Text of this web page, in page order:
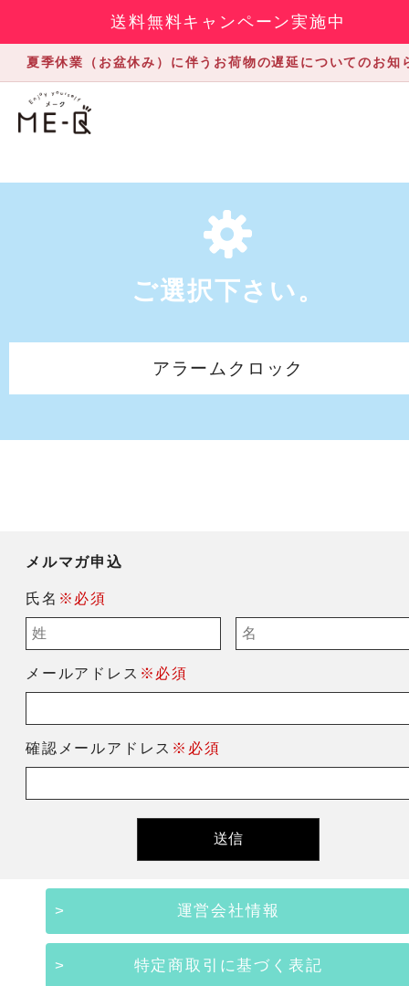
送料無料キャンペーン実施中
夏季休業（お盆休み）に伴うお荷物の遅延についてのお知
ご選択下さい。
アラームクロック
メルマガ申込
氏名 ※必須
メールアドレス ※必須
確認メールアドレス ※必須
運営会社情報
特定商取引に基づく表記